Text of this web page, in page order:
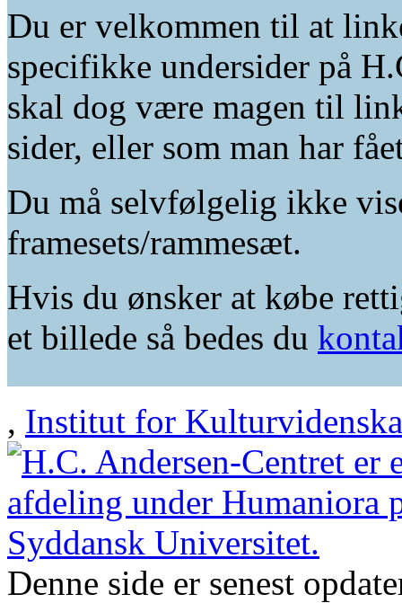
Du er velkommen til at
specifikke undersider på
skal dog være magen til
sider, eller som man har
Du må selvfølgelig ikke
framesets/rammesæt.
Hvis du ønsker at købe
et billede så bedes du
, Institut for
Denne side er senest